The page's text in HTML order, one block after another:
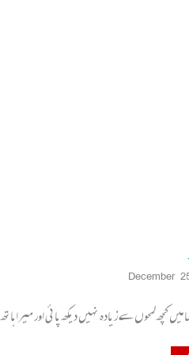
December
کچھ لمحوں سے زیادہ نہیں دیکھ پائی اور میرا